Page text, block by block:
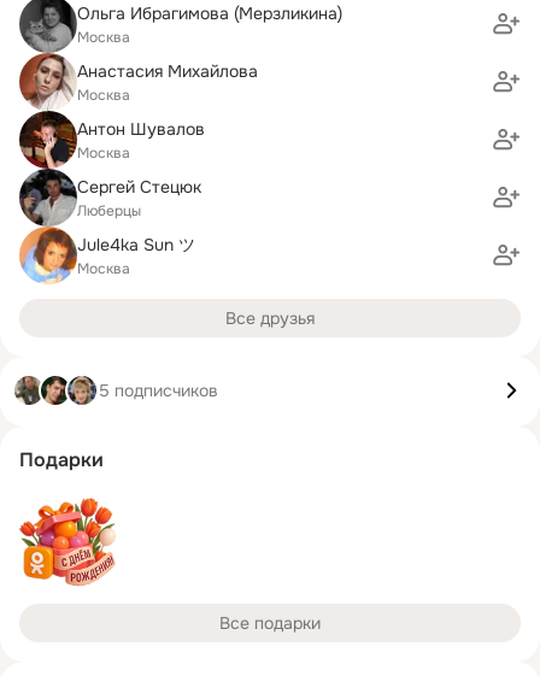
Ольга Ибрагимова (Мерзликина)
Москва
Анастасия Михайлова
Москва
Антон Шувалов
Москва
Сергей Стецюк
Люберцы
Jule4ka Sun ツ
Москва
Все друзья
5 подписчиков
Подарки
Все подарки